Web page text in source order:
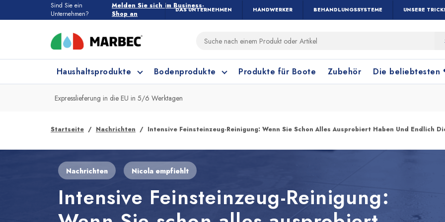
Sind Sie ein
Unternehmen?
Melden Sie sich im Business-
Shop an
DAS UNTERNEHMEN HANDWERKER BEHANDLUNGSSYSTEME UNSERE
Haushaltsprodukte
Haushaltsprodukte
Küchenreinigung
Bodenprodukte
Alle Bodenprodukte
Feinsteinzeug und Keramik
Produkte für Boote Zubehör Die beliebtesten
Expresslieferung in die EU in 5/6 Werktagen
Startseite Nachrichten Intensive Feinsteinzeug-Reinigung: Wenn Sie Schon Alles Ausprobiert Haben Und Endlich
Nachrichten Nicola empfiehlt
Intensive Feinsteinzeug-Reinigung: